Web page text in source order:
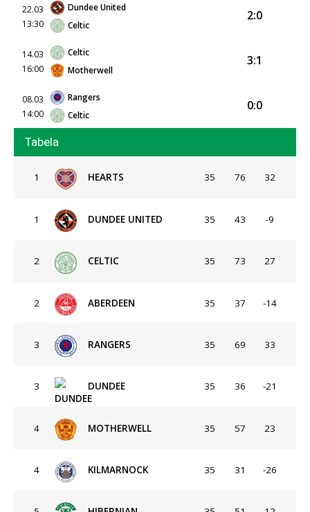
22.03
13:30
Dundee United
Celtic
2:0
14.03
16:00
Celtic
Motherwell
3:1
08.03
14:00
Rangers
Celtic
0:0
Tabela
1 HEARTS 35 76 32
1 DUNDEE UNITED 35 43 -9
2 CELTIC 35 73 27
2 ABERDEEN 35 37 -14
3 RANGERS 35 69 33
3 DUNDEE 35 36 -21
4 MOTHERWELL 35 57 23
4 KILMARNOCK 35 31 -26